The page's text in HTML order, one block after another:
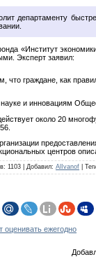
департаменту
«Институт
Эксперт заявил:
что граждане, как
и инновациям
около 20
центров
: 1103 Добавил: AlIvanof
оценивать ежегодно